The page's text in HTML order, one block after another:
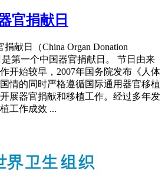
官捐献日
献日（China Organ Donation
是第一个中国器官捐献日。 节日由来
开始较早，2007年国务院发布《人体
情的同时严格遵循国际通用器官移植
展器官捐献和移植工作。经过多年发
工作成效 ...